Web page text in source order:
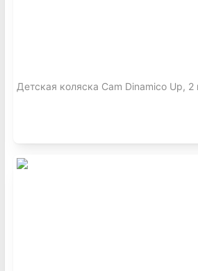
Детская коляска Cam Dinamico Up, 2